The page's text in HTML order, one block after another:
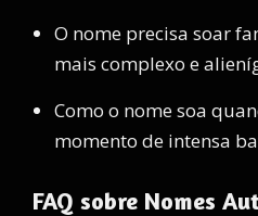
O nome precisa soar
mais complexo e
Como o nome soa
momento de intensa
FAQ sobre Nomes